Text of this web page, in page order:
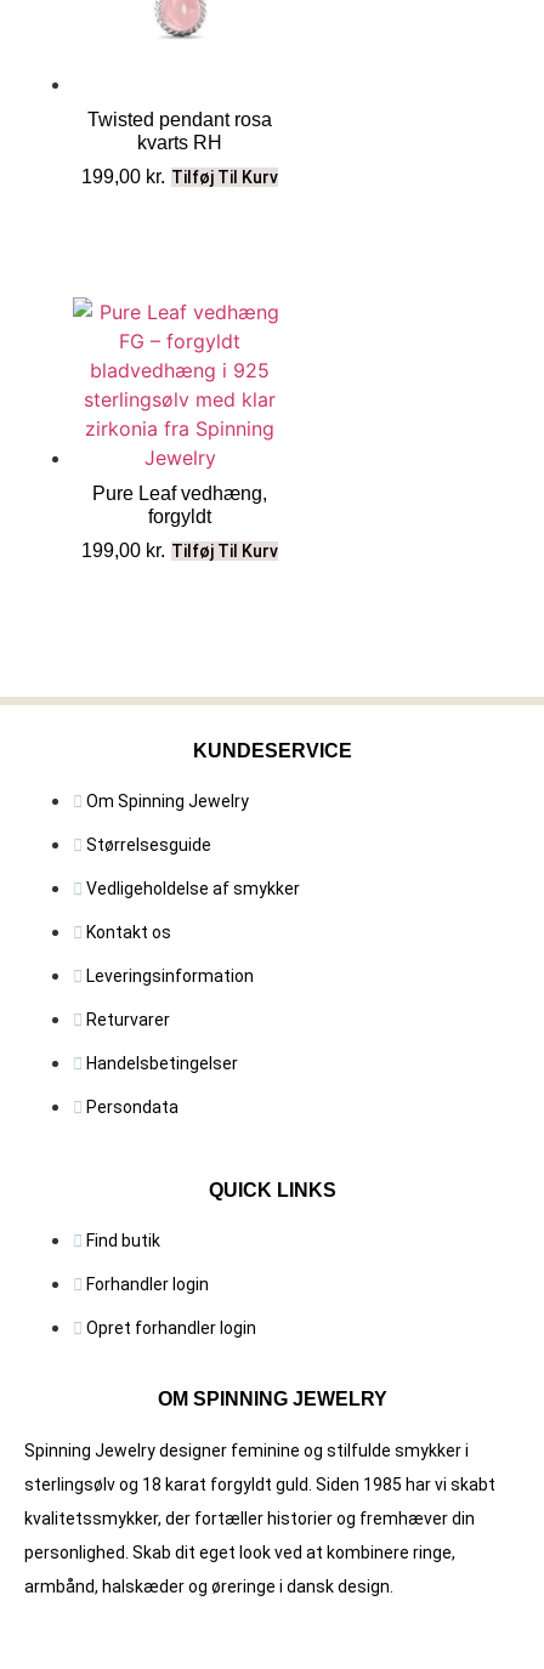
Twisted pendant rosa
kvarts RH
199,00 kr. Tilføj Til Kurv
Pure Leaf vedhæng,
forgyldt
199,00 kr. Tilføj Til Kurv
KUNDESERVICE
Om Spinning Jewelry
Størrelsesguide
Vedligeholdelse af smykker
Kontakt os
Leveringsinformation
Returvarer
Handelsbetingelser
Persondata
QUICK LINKS
Find butik
Forhandler login
Opret forhandler login
OM SPINNING JEWELRY
Spinning Jewelry designer feminine og stilfulde smykker i
sterlingsølv og 18 karat forgyldt guld. Siden 1985 har vi skabt
kvalitets­smykker, der fortæller historier og fremhæver din
personlighed. Skab dit eget look ved at kombinere ringe,
armbånd, halskæder og øreringe i dansk design.